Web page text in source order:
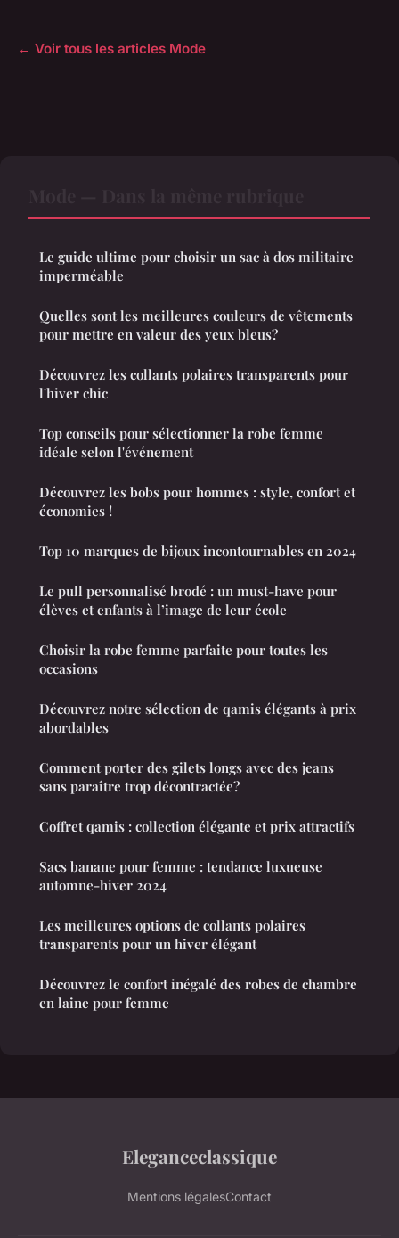
← Voir tous les articles Mode
Le guide ultime pour choisir un sac à dos militaire
imperméable
Quelles sont les meilleures couleurs de vêtements
pour mettre en valeur des yeux bleus?
Découvrez les collants polaires transparents pour
l'hiver chic
Top conseils pour sélectionner la robe femme
idéale selon l'événement
Découvrez les bobs pour hommes : style, confort et
économies !
Top 10 marques de bijoux incontournables en 2024
Le pull personnalisé brodé : un must-have pour
élèves et enfants à l’image de leur école
Choisir la robe femme parfaite pour toutes les
occasions
Découvrez notre sélection de qamis élégants à prix
abordables
Comment porter des gilets longs avec des jeans
sans paraître trop décontractée?
Coffret qamis : collection élégante et prix attractifs
Sacs banane pour femme : tendance luxueuse
automne-hiver 2024
Les meilleures options de collants polaires
transparents pour un hiver élégant
Découvrez le confort inégalé des robes de chambre
en laine pour femme
Eleganceclassique
Mentions légalesContact